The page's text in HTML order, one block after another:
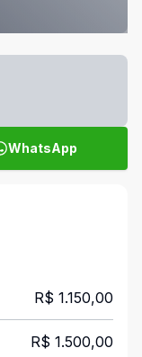
WhatsApp
R$ 1.150,00
R$ 1.500,00